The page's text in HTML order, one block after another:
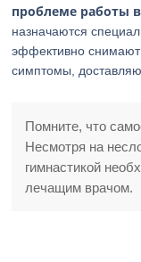
проблеме работы
назначаются
эффективно
симптомы,
Помните, что
Несмотря на
гимнастикой
лечащим врачом.